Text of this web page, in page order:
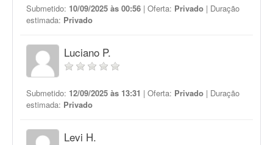
Submetido: 10/09/2025 às 00:56 | Oferta: Privado | Duração
estimada: Privado
Luciano P.
Submetido: 12/09/2025 às 13:31 | Oferta: Privado | Duração
estimada: Privado
Levi H.